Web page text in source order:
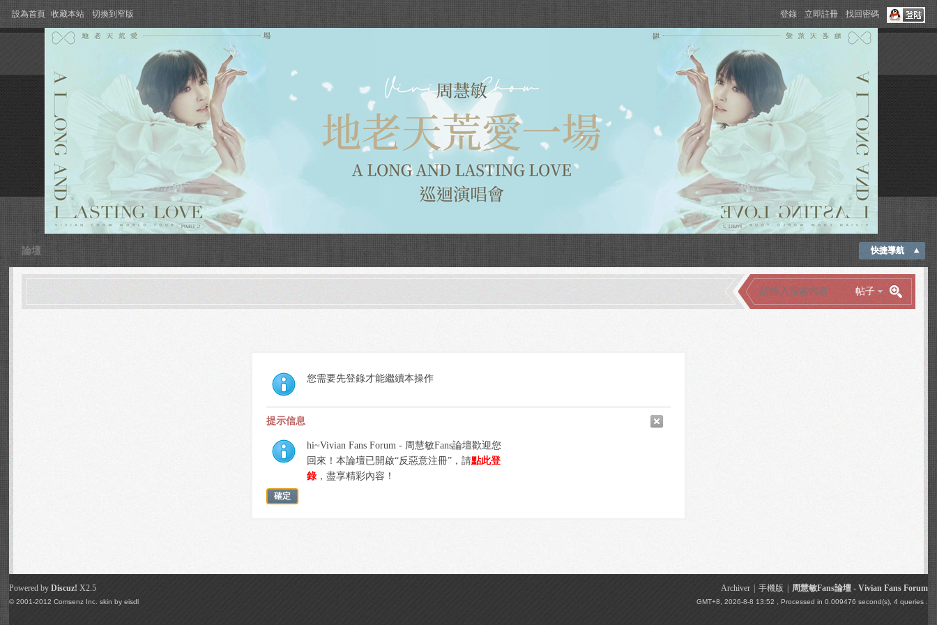
設為首頁 收藏本站 切換到窄版 登錄 立即註冊 找回密碼
快捷導航
論壇
帖子
您需要先登錄才能繼續本操作
提示信息
hi~Vivian Fans Forum - 周慧敏Fans論壇歡迎您
回來！本論壇已開啟“反惡意注冊”，請點此登
錄，盡享精彩內容！
確定
Archiver 手機版 周慧敏Fans論壇 - Vivian Fans Forum
GMT+8, 2026-8-8 13:52 , Processed in 0.009476 second(s), 4 queries .
Powered byDiscuz! X2.5
© 2001-2012Comsenz Inc. skin byeisdl